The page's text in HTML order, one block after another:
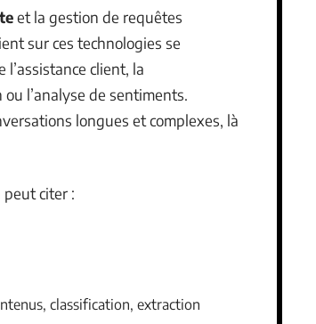
et la gestion de requêtes
sur ces technologies se
client, la
l’analyse de sentiments.
longues et complexes, là
peut citer :
classification, extraction